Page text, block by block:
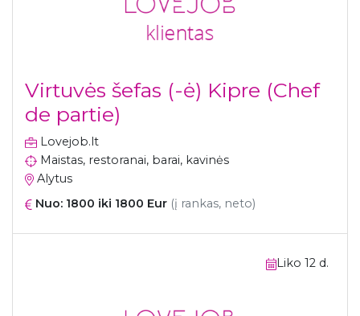
Virtuvės šefas (-ė) Kipre (Chef
de partie)
Lovejob.lt
Maistas, restoranai, barai, kavinės
Alytus
Nuo: 1800 iki 1800 Eur (į rankas, neto)
Liko 12 d.